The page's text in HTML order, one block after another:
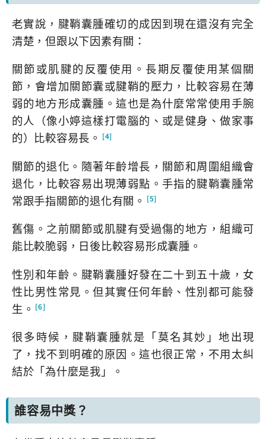
老實說，腱鞘囊腫確切的成因到現在還沒有完全
清楚，但跟以下因素有關：
關節或肌腱的反覆使用。長期反覆使用某個關
節，會增加關節囊或腱鞘的壓力，比較容易在薄
弱的地方形成囊腫。這也是為什麼常常使用手腕
的人（像小婷這樣打電腦的、或是健身、做家事
的）比較容易長。 [4]
關節的退化。隨著年齡增長，關節和周圍組織會
退化，比較容易出現薄弱點。手指的腱鞘囊腫常
常跟手指關節的退化有關。 [5]
舊傷。之前關節或肌腱有受過傷的地方，組織可
能比較脆弱，日後比較容易形成囊腫。
性別和年齡。腱鞘囊腫好發在二十到五十歲，女
性比男性常見。但其實任何年齡、性別都可能發
生。 [6]
很多時候，腱鞘囊腫就是「莫名其妙」地出現
了，找不到明確的原因。這也很正常，不用太糾
結於「為什麼是我」。
誰容易中獎？